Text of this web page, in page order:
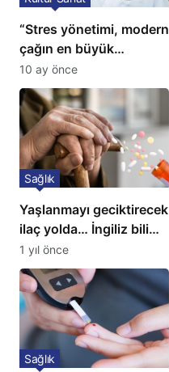
“Stres yönetimi, modern
çağın en büyük
tedavisidir”
10 ay önce
Yaşlanmayı geciktirecek
ilaç yolda… İngiliz bilim
insanları açıkladı!
Sağlık
1 yıl önce
Sağlık